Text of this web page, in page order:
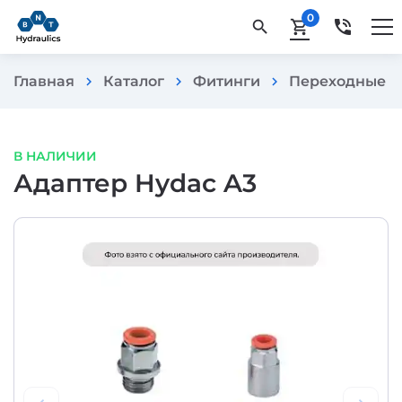
search shopping_cart0 phone_in_talk
Главная chevron_right Каталог chevron_right Фитинги chevron_right Переходные
В НАЛИЧИИ
Адаптер Hydac A3